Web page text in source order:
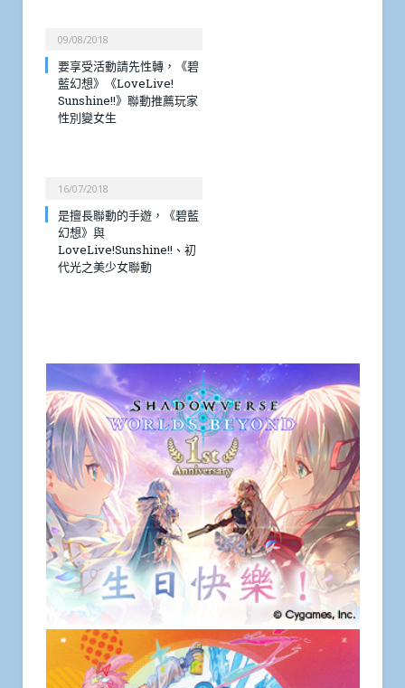
09/08/2018
要享受活動請先性轉，《碧
藍幻想》《LoveLive!
Sunshine!!》聯動推薦玩家
性別變女生
16/07/2018
是擅長聯動的手遊，《碧藍
幻想》與
LoveLive!Sunshine!!、初
代光之美少女聯動